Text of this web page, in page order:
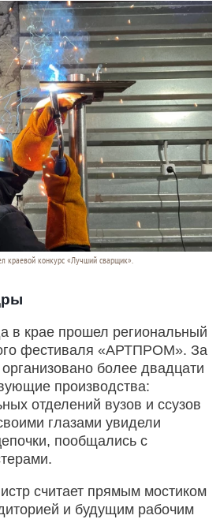
краевой конкурс «Лучший сварщик».
в крае прошел региональный
фестиваля «АРТПРОМ». За
более двадцати
производства:
отделений вузов и ссузов
глазами увидели
пообщались с
считает прямым мостиком
и будущим рабочим